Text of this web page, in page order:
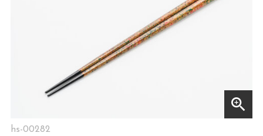
zoom_in
hs-00282